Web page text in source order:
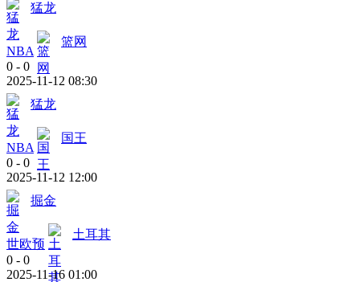
猛龙
NBA
篮网
0 - 0
2025-11-12 08:30
猛龙
NBA
国王
0 - 0
2025-11-12 12:00
掘金
世欧预
土耳其
0 - 0
2025-11-16 01:00